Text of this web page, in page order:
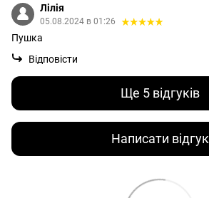
Лілія
05.08.2024 в 01:26
Пушка
Відповісти
Ще 5 відгуків
Написати відгук